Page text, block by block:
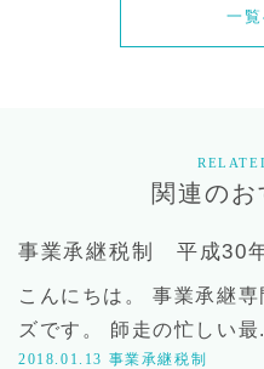
一
関連の
事業承継税制 平成30
こんにちは。 事業承継
ズです。 師走の忙しい最
2018.01.13 事業承継税制